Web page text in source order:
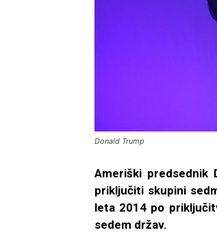
Donald Trump
Ameriški predsednik
priključiti skupini
leta 2014 po
sedem držav.